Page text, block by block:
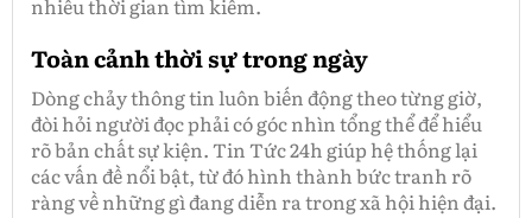
nhiều thời gian tìm kiếm.
Toàn cảnh thời sự trong ngày
Dòng chảy thông tin luôn biến động theo từng giờ,
đòi hỏi người đọc phải có góc nhìn tổng thể để hiểu
rõ bản chất sự kiện. Tin Tức 24h giúp hệ thống lại
các vấn đề nổi bật, từ đó hình thành bức tranh rõ
ràng về những gì đang diễn ra trong xã hội hiện đại.